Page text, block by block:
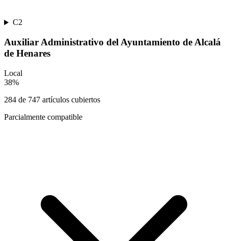
C2
Auxiliar Administrativo del Ayuntamiento de Alcalá
de Henares
Local
38%
284 de 747 artículos cubiertos
Parcialmente compatible